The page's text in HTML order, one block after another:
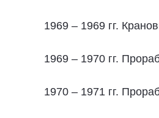
1969 – 1969 гг.
1969 – 1970 гг.
1970 – 1971 гг.